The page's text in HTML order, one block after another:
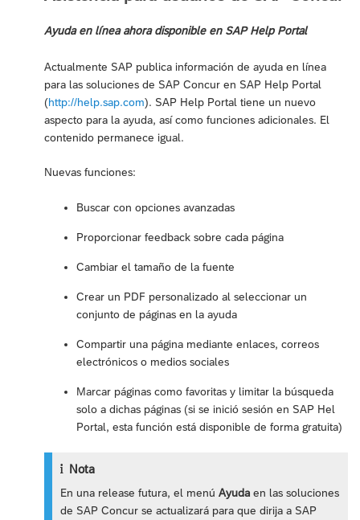
Ayuda en línea ahora disponible en SAP Help Portal
Actualmente SAP publica información de ayuda en línea
para las soluciones de SAP Concur en SAP Help Portal
(http://help.sap.com). SAP Help Portal tiene un nuevo
aspecto para la ayuda, así como funciones adicionales. El
contenido permanece igual.
Nuevas funciones:
Buscar con opciones avanzadas
Proporcionar feedback sobre cada página
Cambiar el tamaño de la fuente
Crear un PDF personalizado al seleccionar un
conjunto de páginas en la ayuda
Compartir una página mediante enlaces, correos
electrónicos o medios sociales
Marcar páginas como favoritas y limitar la búsqueda
solo a dichas páginas (si se inició sesión en SAP Hel
Portal, esta función está disponible de forma gratuita)
Nota
En una release futura, el menúAyuda en las soluciones
de SAP Concur se actualizará para que dirija a SAP